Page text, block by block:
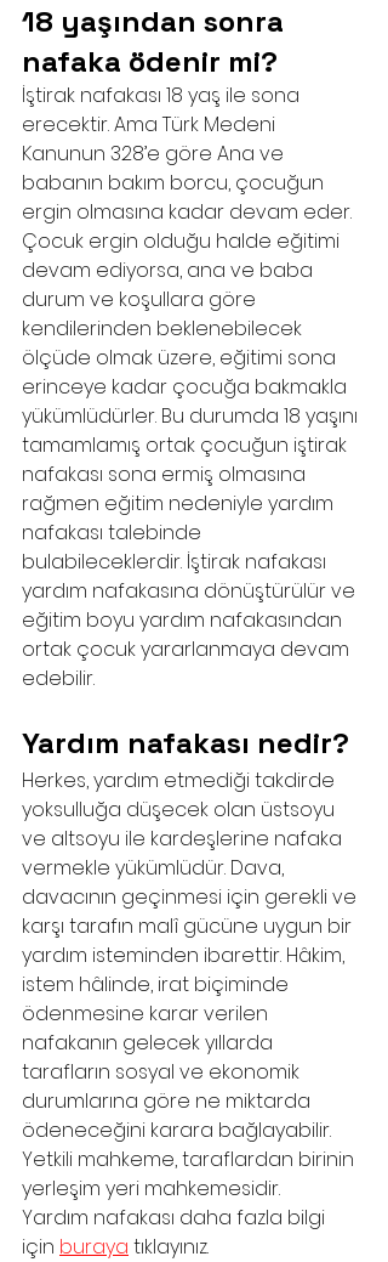
18 yaşından sonra
nafaka ödenir mi?
İştirak nafakası 18 yaş ile sona
erecektir. Ama Türk Medeni
Kanunun 328’e göre Ana ve
babanın bakım borcu, çocuğun
ergin olmasına kadar devam eder.
Çocuk ergin olduğu halde eğitimi
devam ediyorsa, ana ve baba
durum ve koşullara göre
kendilerinden beklenebilecek
ölçüde olmak üzere, eğitimi sona
erinceye kadar çocuğa bakmakla
yükümlüdürler. Bu durumda 18 yaşını
tamamlamış ortak çocuğun iştirak
nafakası sona ermiş olmasına
rağmen eğitim nedeniyle yardım
nafakası talebinde
bulabileceklerdir. İştirak nafakası
yardım nafakasına dönüştürülür ve
eğitim boyu yardım nafakasından
ortak çocuk yararlanmaya devam
edebilir.
Yardım nafakası nedir?
Herkes, yardım etmediği takdirde
yoksulluğa düşecek olan üstsoyu
ve altsoyu ile kardeşlerine nafaka
vermekle yükümlüdür. Dava,
davacının geçinmesi için gerekli ve
karşı tarafın malî gücüne uygun bir
yardım isteminden ibarettir. Hâkim,
istem hâlinde, irat biçiminde
ödenmesine karar verilen
nafakanın gelecek yıllarda
tarafların sosyal ve ekonomik
durumlarına göre ne miktarda
ödeneceğini karara bağlayabilir.
Yetkili mahkeme, taraflardan birinin
yerleşim yeri mahkemesidir.
Yardım nafakası daha fazla bilgi
için buraya tıklayınız.